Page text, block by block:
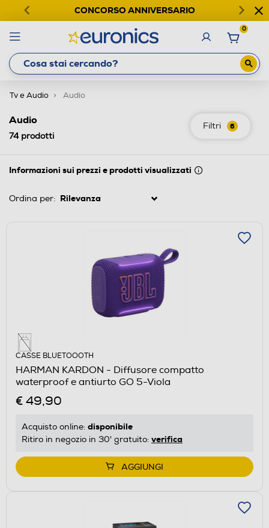
CONCORSO ANNIVERSARIO
0
Tv e Audio Audio
Filtri 6
Audio
74prodotti
Informazioni sui prezzi e prodotti visualizzati
Ordina per:
CASSE BLUETOOOTH
HARMAN KARDON - Diffusore compatto
waterproof e antiurto GO 5-Viola
€ 49,90
Acquisto online: disponibile
Ritiro in negozio in 30' gratuito: verifica
AGGIUNGI